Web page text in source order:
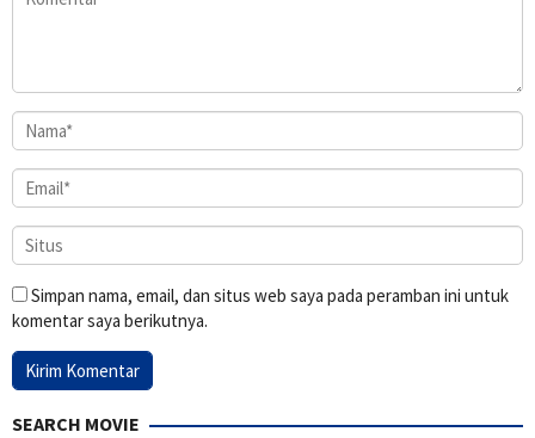
Simpan nama, email, dan situs web saya pada peramban ini untuk
komentar saya berikutnya.
SEARCH MOVIE